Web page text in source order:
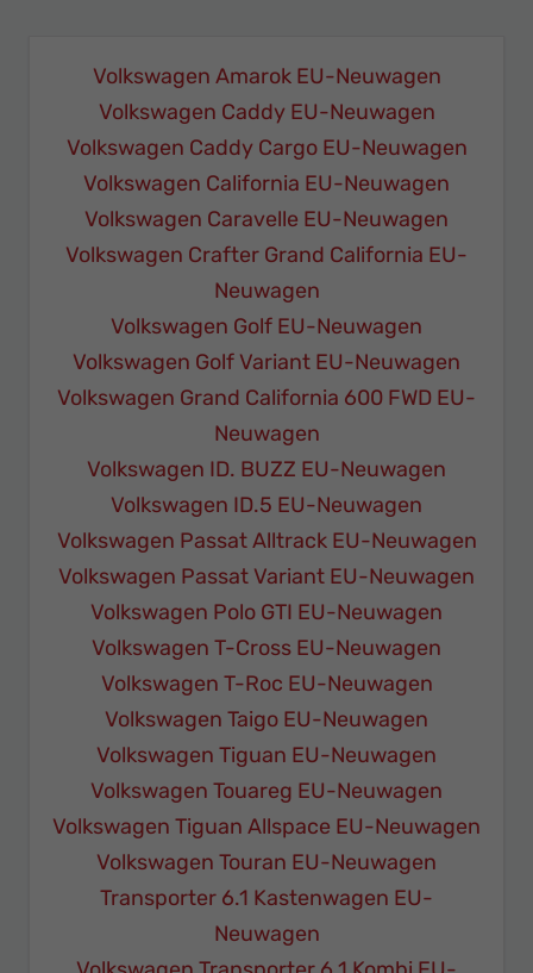
Volkswagen Amarok EU-Neuwagen
Volkswagen Caddy EU-Neuwagen
Volkswagen Caddy Cargo EU-Neuwagen
Volkswagen California EU-Neuwagen
Volkswagen Caravelle EU-Neuwagen
Volkswagen Crafter Grand California EU-
Neuwagen
Volkswagen Golf EU-Neuwagen
Volkswagen Golf Variant EU-Neuwagen
Volkswagen Grand California 600 FWD EU-
Neuwagen
Volkswagen ID. BUZZ EU-Neuwagen
Volkswagen ID.5 EU-Neuwagen
Volkswagen Passat Alltrack EU-Neuwagen
Volkswagen Passat Variant EU-Neuwagen
Volkswagen Polo GTI EU-Neuwagen
Volkswagen T-Cross EU-Neuwagen
Volkswagen T-Roc EU-Neuwagen
Volkswagen Taigo EU-Neuwagen
Volkswagen Tiguan EU-Neuwagen
Volkswagen Touareg EU-Neuwagen
Volkswagen Tiguan Allspace EU-Neuwagen
Volkswagen Touran EU-Neuwagen
Transporter 6.1 Kastenwagen EU-
Neuwagen